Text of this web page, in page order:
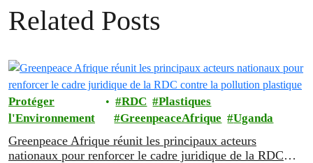
Related Posts
Protéger
l'Environnement
RDC
Plastiques
GreenpeaceAfrique
Uganda
Greenpeace Afrique réunit les principaux acteurs
nationaux pour renforcer le cadre juridique de la RDC